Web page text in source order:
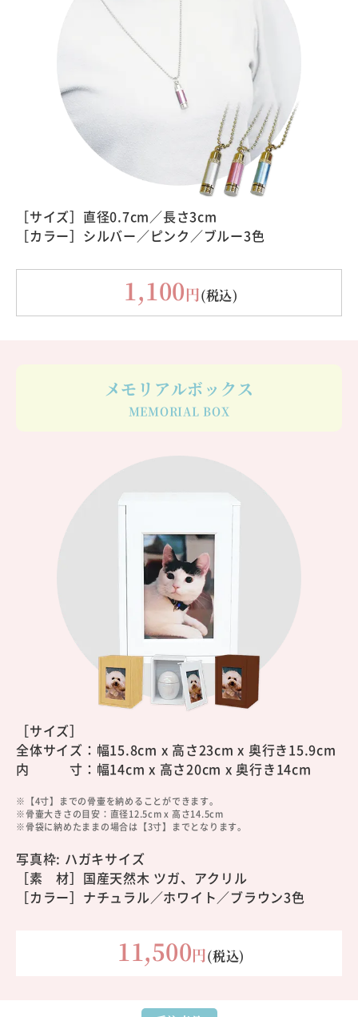
［サイズ］直径0.7cm／長さ3cm
［カラー］シルバー／ピンク／ブルー3色
1,100円(税込)
メモリアルボックス
MEMORIAL BOX
［サイズ］
全体サイズ： 幅15.8cm x 高さ23cm x 奥行き15.9cm
内 寸： 幅14cm x 高さ20cm x 奥行き14cm
※【4寸】までの骨壷を納めることができます。
※骨壷大きさの目安：直径12.5cm x 高さ14.5cm
※骨袋に納めたままの場合は【3寸】までとなります。
写真枠: ハガキサイズ
［素 材］国産天然木 ツガ、アクリル
［カラー］ ナチュラル／ホワイト／ブラウン3色
11,500円(税込)